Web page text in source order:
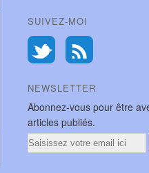
SUIVEZ-MOI
NEWSLETTER
Abonnez-vous pour être
articles publiés.
Email